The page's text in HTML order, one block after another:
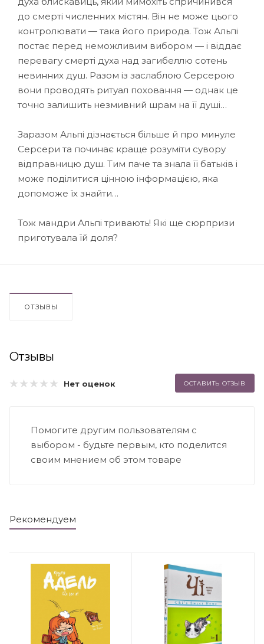
до смерті численних містян. Він не може цього
контролювати — така його природа. Тож Альпі
постає перед неможливим вибором — і віддає
перевагу смерті духа над загибеллю сотень
невинних душ. Разом із заслаблою Серсерою
вони проводять ритуал поховання — однак це
точно залишить незмивний шрам на її душі…
Заразом Альпі дізнається більше й про минуле
Серсери та починає краще розуміти сувору
відправницю душ. Тим паче та знала її батьків і
може поділитися цінною інформацією, яка
допоможе їх знайти…
Тож мандри Альпі тривають! Які ще сюрпризи
приготувала їй доля?
ОТЗЫВЫ
Отзывы
Нет оценок ОСТАВИТЬ ОТЗЫВ
Помогите другим пользователям с
выбором - будьте первым, кто поделится
своим мнением об этом товаре
Рекомендуем